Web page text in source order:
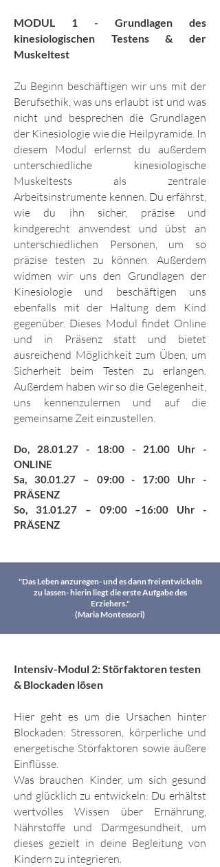
MODUL 1 - Grundlagen des
kinesiologischen Testens & der
Muskeltest
Zu Beginn beschäftigen wir uns mit der
Berufsethik, was uns erlaubt ist und was
nicht und besprechen die Grundlagen
der Kinesiologie wie die Heilpyramide. In
diesem Modul erlernst du außerdem
unterschiedliche kinesiologische
Muskeltests als zentrale
Arbeitsinstrumente kennen. Du erfährst,
wie du ihn sicher, präzise und
kindgerecht anwendest und übst an
unterschiedlichen Personen, um so
präzise testen zu können. Außerdem
widmen wir uns den Grundlagen der
Kinesiologie und beschäftigen uns
ebenfalls mit der Haltung dem Kind
gegenüber. Dieses Modul findet Online
und in Präsenz statt und bietet
ausreichend Möglichkeit zum Üben, um
Sicherheit beim Testen zu erlangen.
Außerdem haben wir so die Gelegenheit,
uns kennenzulernen und auf die
gemeinsame Zeit einzustellen.
Do, 28.01.27 - 18:00 - 21.00 Uhr -
ONLINE
Sa, 30.01.27 – 09:00 - 17:00 Uhr -
PRÄSENZ
So, 31.01.27 – 09:00 –16:00 Uhr -
PRÄSENZ
"Das Leben anzuregen- und es dann frei entwickeln
zu lassen- hierin liegt die erste Aufgabe des
Erziehers."
(Maria Montessori)
Intensiv-Modul 2: Störfaktoren testen
& Blockaden lösen
Hier geht es um die Ursachen hinter
Blockaden: Stressoren, körperliche und
energetische Störfaktoren sowie äußere
Einflüsse.
Was brauchen Kinder, um sich gesund
und glücklich zu entwickeln: Du erhältst
wertvolles Wissen über Ernährung,
Nährstoffe und Darmgesundheit, um
dieses gezielt in deine Begleitung von
Kindern zu integrieren.